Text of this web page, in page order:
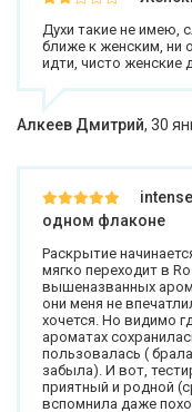
Духи такие не имею,
ближе к женским, ни
идти, чисто женские
Алкеев Дмитрий, 30
одном флаконе
Раскрытие
мягко переходит в
вышеназванных
они меня не
хочется. Но видимо
ароматах
пользовалась (
забыла). И вот,
приятный и родной
вспомнила даже